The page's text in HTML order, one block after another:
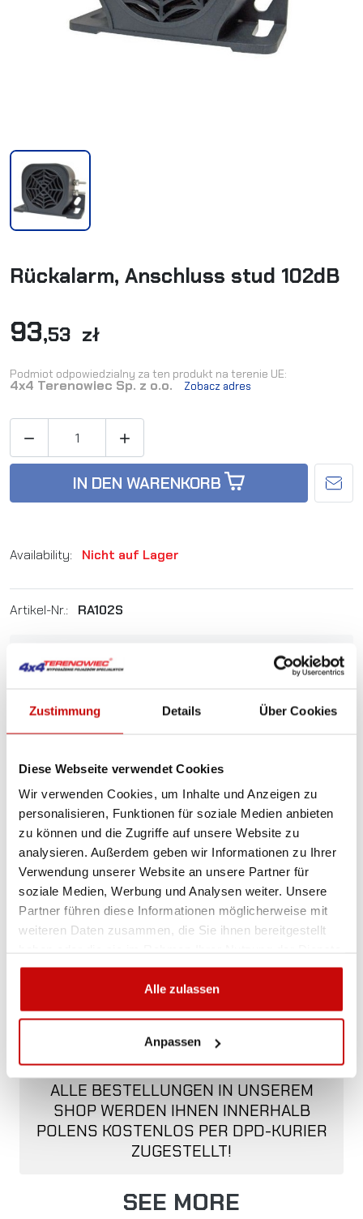
Zustimmung Details Über Cookies
Diese Webseite verwendet Cookies
Wir verwenden Cookies, um Inhalte und Anzeigen zu
personalisieren, Funktionen für soziale Medien anbieten
zu können und die Zugriffe auf unsere Website zu
analysieren. Außerdem geben wir Informationen zu Ihrer
Verwendung unserer Website an unsere Partner für
soziale Medien, Werbung und Analysen weiter. Unsere
Partner führen diese Informationen möglicherweise mit
weiteren Daten zusammen, die Sie ihnen bereitgestellt
gesammelt haben.
Alle zulassen
Anpassen
Rückalarm, Anschluss stud 102dB
93,53 zł
Podmiot odpowiedzialny za ten produkt na terenie UE:
4x4 Terenowiec Sp. z o.o. Zobacz adres
 
IN DEN WARENKORB
Availability: Nicht auf Lager
Artikel-Nr.: RA102S
Sie sind sich nicht sicher, welches Produkt
am besten geeignet ist? Rufen Sie uns an,
phone+48 12 266 27 54
Lieferrichtlinie
Rückgabebestimmungen
Datenschutzrichtlinie
Beschreibung
Rückalarm, Anschluss stud
102dB
KOSTENLOSER VERSAND!
ALLE BESTELLUNGEN IN UNSEREM
SHOP WERDEN IHNEN INNERHALB
POLENS KOSTENLOS PER DPD-KURIER
ZUGESTELLT!
SEE MORE